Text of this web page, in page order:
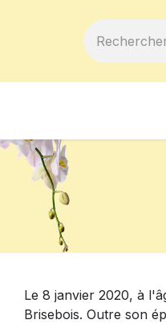
Le 8 janvier 2020, à
Brisebois. Outre son